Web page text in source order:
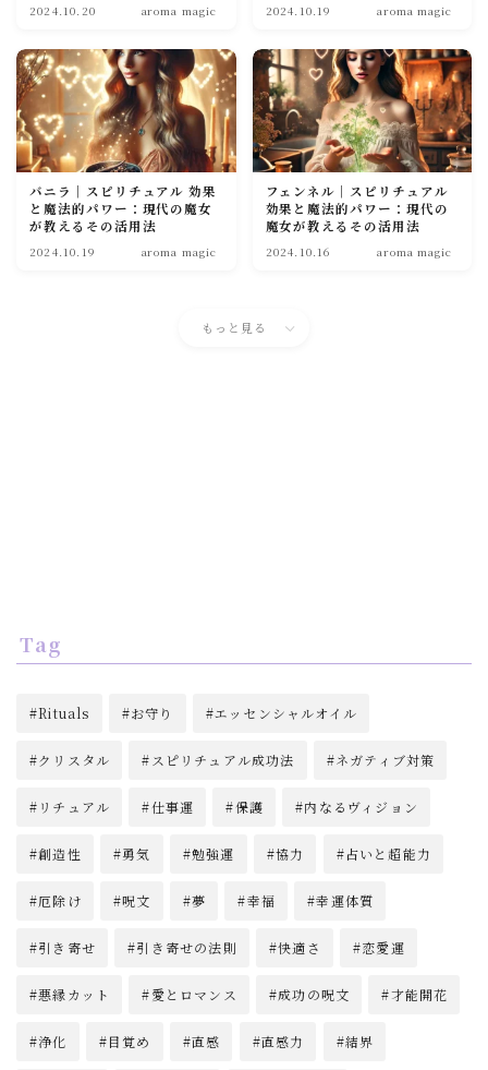
2024.10.20 aroma magic 2024.10.19 aroma magic
バニラ｜スピリチュアル 効果
と魔法的パワー：現代の魔女
が教えるその活用法
2024.10.19 aroma magic
フェンネル｜スピリチュアル
効果と魔法的パワー：現代の
魔女が教えるその活用法
2024.10.16 aroma magic
もっと見る
Tag
Rituals お守り エッセンシャルオイル
クリスタル スピリチュアル成功法 ネガティブ対策
リチュアル 仕事運 保護 内なるヴィジョン
創造性 勇気 勉強運 協力 占いと超能力
厄除け 呪文 夢 幸福 幸運体質
引き寄せ 引き寄せの法則 快適さ 恋愛運
悪縁カット 愛とロマンス 成功の呪文 才能開花
浄化 目覚め 直感 直感力 結界